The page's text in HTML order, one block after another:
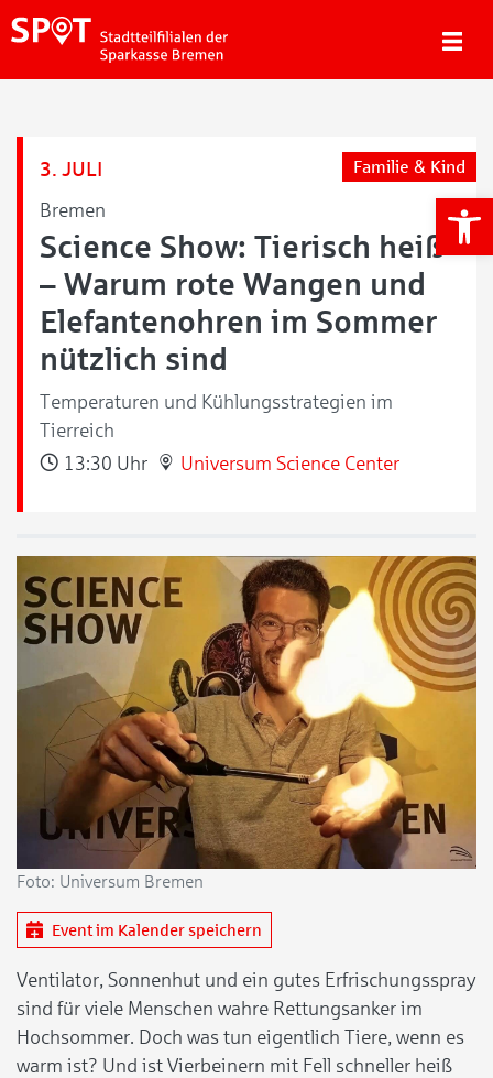
3. JULI
Bremen
Familie & Kind
Science Show: Tierisch heiß
– Warum rote Wangen und
Elefantenohren im Sommer
nützlich sind
Temperaturen und Kühlungsstrategien im
Tierreich
13:30 Uhr
Universum Science Center
Foto: Universum Bremen
Event im Kalender speichern
Ventilator, Sonnenhut und ein gutes Erfrischungsspray
sind für viele Menschen wahre Rettungsanker im
Hochsommer. Doch was tun eigentlich Tiere, wenn es
warm ist? Und ist Vierbeinern mit Fell schneller heiß